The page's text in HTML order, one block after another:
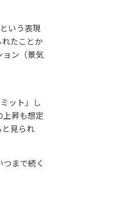
いう表現
たことか
ョン（景気
ット」し
昇も想定
見られ
まで続く